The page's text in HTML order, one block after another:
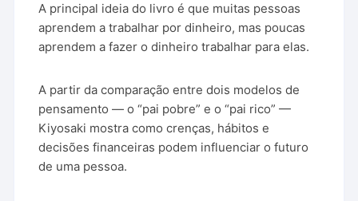
A principal ideia do livro é que muitas pessoas
aprendem a trabalhar por dinheiro, mas poucas
aprendem a fazer o dinheiro trabalhar para elas.
A partir da comparação entre dois modelos de
pensamento — o “pai pobre” e o “pai rico” —
Kiyosaki mostra como crenças, hábitos e
decisões financeiras podem influenciar o futuro
de uma pessoa.